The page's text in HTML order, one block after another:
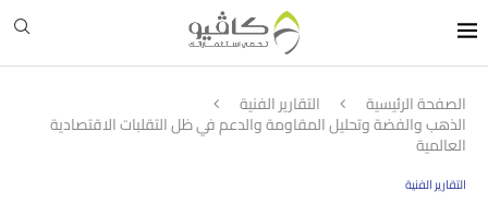
الصفحة الرئيسية التقارير الفنية
الذهب والفضة وتحليل المقاومة والدعم في ظل التقلبات الاقتصادية
العالمية
التقارير الفنية